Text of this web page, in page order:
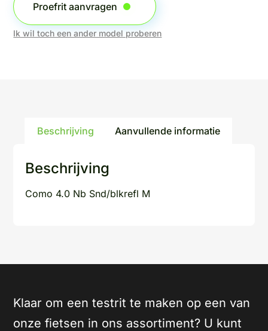
Proefrit aanvragen
Ik wil toch een ander model proberen
Beschrijving Aanvullende informatie
Beschrijving
Como 4.0 Nb Snd/blkrefl M
Klaar om een testrit te maken op een van
onze fietsen in ons assortiment? U kunt